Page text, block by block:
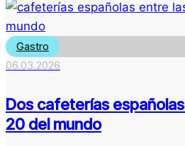
Gastro
06.03.2026
Dos cafeterías
20 del mundo